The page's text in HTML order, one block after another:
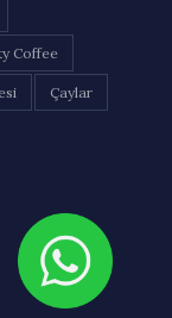
Coffee
Çaylar